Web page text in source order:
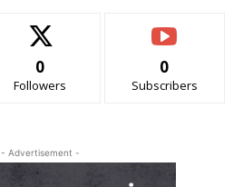
0
Followers
0
Subscribers
- Advertisement -